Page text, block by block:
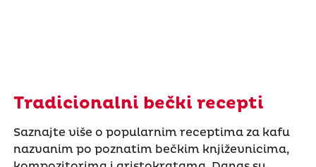
Tradicionalni bečki recepti
Saznajte više o popularnim receptima za kafu
nazvanim po poznatim bečkim književnicima,